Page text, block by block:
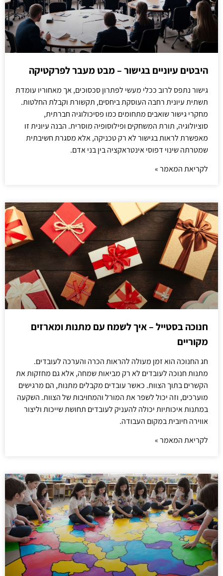
היבטים עיוניים בגישור – מבט מעבר לפרקטיקה
גישור נתפס לרוב ככלי מעשי לפתרון סכסוכים, אך מאחוריו עומדת
תשתית עיונית רחבה העוסקת ביחסים, תקשורת וקבלת החלטות.
מחקרי גישור שואבים מתחומים כמו פסיכולוגיה חברתית,
סוציולוגיה, תורת המשחקים ופילוסופיה מוסרית. הבנה עיונית זו
מאפשרת לראות בגישור לא רק טכניקה, אלא מסגרת חשיבתית
שמטרתה שינוי דפוסי אינטראקציה בין בני אדם.
לקריאת המאמר »
חנוכה בסטייל – איך לשמח עם מתנות ומארזים
מקוריים
חג החנוכה הוא זמן מעולה להראות הכרה והערכה לעובדים.
מתנות חנוכה לעובדים לא רק מביאות שמחה, אלא גם מחזקות את
הקשרים בתוך הצוות. כאשר עובדים מקבלים מתנות, הם מרגישים
מוערכים, וזה יכול לשפר את המורל והמחויבות של הצוות. השקעה
במתנות איכותיות יכולה להעניק לעובדים תחושת שייכות וליצור
אווירה חיובית במקום העבודה.
לקריאת המאמר »